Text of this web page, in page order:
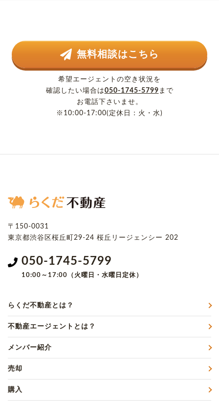
無料相談はこちら
希望エージェントの空き状況を
確認したい場合は050-1745-5799 まで
お電話下さいませ。
※10:00-17:00(定休日：火・水)
〒150-0031
東京都渋谷区桜丘町29-24 桜丘リージェンシー 202
050-1745-5799
10:00～17:00（火曜日・水曜日定休）
らくだ不動産とは？
不動産エージェントとは？
メンバー紹介
売却
購入